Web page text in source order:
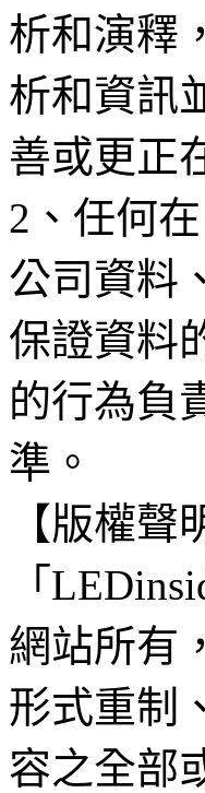
析和演釋
析和資訊
善或更正
2、任何
公司資料
保證資料
的行為負
準。
【版權聲
「
網站所有
形式重制
容之全部